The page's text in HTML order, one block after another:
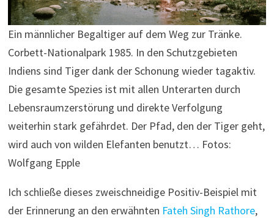
Ein männlicher Begaltiger auf dem Weg zur Tränke.
Corbett-Nationalpark 1985. In den Schutzgebieten
Indiens sind Tiger dank der Schonung wieder tagaktiv.
Die gesamte Spezies ist mit allen Unterarten durch
Lebensraumzerstörung und direkte Verfolgung
weiterhin stark gefährdet. Der Pfad, den der Tiger geht,
wird auch von wilden Elefanten benutzt… Fotos:
Wolfgang Epple
Ich schließe dieses zweischneidige Positiv-Beispiel mit
der Erinnerung an den erwähnten Fateh Singh Rathore,